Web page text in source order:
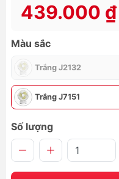
439.000 ₫
Màu sắc
Trắng J2132
Trắng J7151
Số lượng